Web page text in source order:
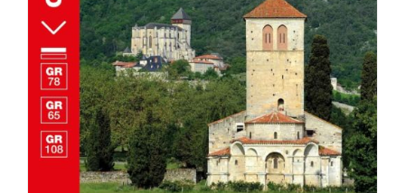
AJOUTER AU PANIER / DÉTAILS